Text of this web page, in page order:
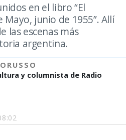
en el libro “El
junio de 1955”. Allí
las escenas más
argentina.
y columnista de Radio